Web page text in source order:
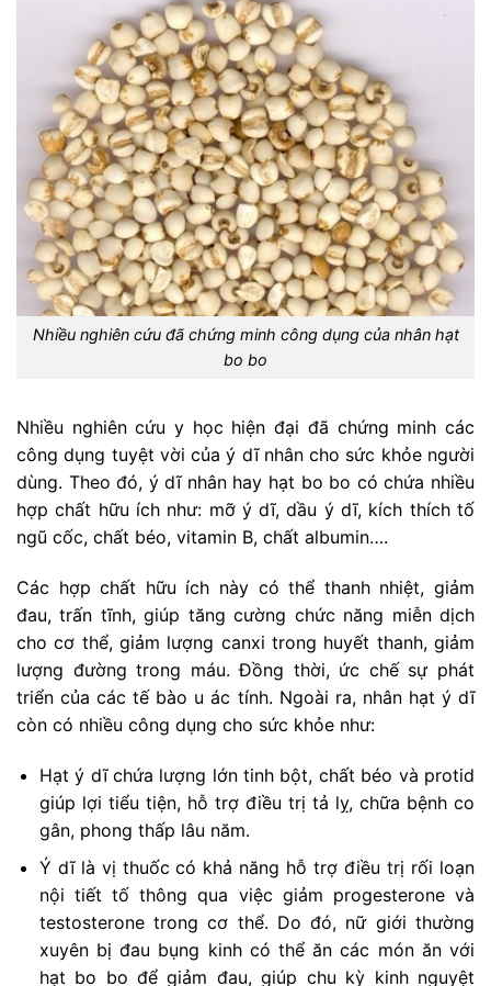
Nhiều nghiên cứu đã chứng minh công dụng của nhân hạt
bo bo
Nhiều nghiên cứu y học hiện đại đã chứng minh các
công dụng tuyệt vời của ý dĩ nhân cho sức khỏe người
dùng. Theo đó, ý dĩ nhân hay hạt bo bo có chứa nhiều
hợp chất hữu ích như: mỡ ý dĩ, dầu ý dĩ, kích thích tố
ngũ cốc, chất béo, vitamin B, chất albumin….
Các hợp chất hữu ích này có thể thanh nhiệt, giảm
đau, trấn tĩnh, giúp tăng cường chức năng miễn dịch
cho cơ thể, giảm lượng canxi trong huyết thanh, giảm
lượng đường trong máu. Đồng thời, ức chế sự phát
triển của các tế bào u ác tính. Ngoài ra, nhân hạt ý dĩ
còn có nhiều công dụng cho sức khỏe như:
Hạt ý dĩ chứa lượng lớn tinh bột, chất béo và protid
giúp lợi tiểu tiện, hỗ trợ điều trị tả lỵ, chữa bệnh co
gân, phong thấp lâu năm.
Ý dĩ là vị thuốc có khả năng hỗ trợ điều trị rối loạn
nội tiết tố thông qua việc giảm progesterone và
testosterone trong cơ thể. Do đó, nữ giới thường
xuyên bị đau bụng kinh có thể ăn các món ăn với
hạt bo bo để giảm đau, giúp chu kỳ kinh nguyệt